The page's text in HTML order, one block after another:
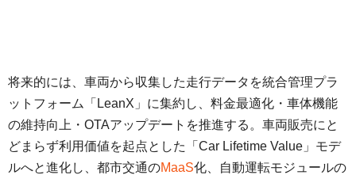
将来的には、車両から収集した走行データを統合管理プラ
ットフォーム「LeanX」に集約し、料金最適化・車体機能
の維持向上・OTAアップデートを推進する。車両販売にと
どまらず利用価値を起点とした「Car Lifetime Value」モデ
ルへと進化し、都市交通のMaaS化、自動運転モジュールの